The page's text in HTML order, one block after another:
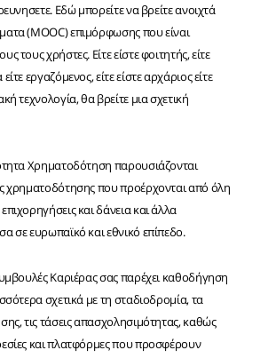
Εδώ μπορείτε να βρείτε ανοιχτά
(MOOC) επιμόρφωσης που είναι
τους χρήστες. Είτε είστε φοιτητής, είτε
εργαζόμενος, είτε είστε αρχάριος είτε
τεχνολογία, θα βρείτε μια σχετική
Χρηματοδότηση παρουσιάζονται
χρηματοδότησης που προέρχονται από όλη
και δάνεια και άλλα
σε ευρωπαϊκό και εθνικό επίπεδο.
Καριέρας σας παρέχει καθοδήγηση
σχετικά με τη σταδιοδρομία, τα
τις τάσεις απασχολησιμότητας, καθώς
και πλατφόρμες που προσφέρουν